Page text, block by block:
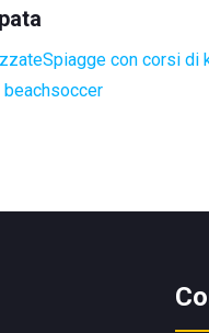
Spiagge con corsi di